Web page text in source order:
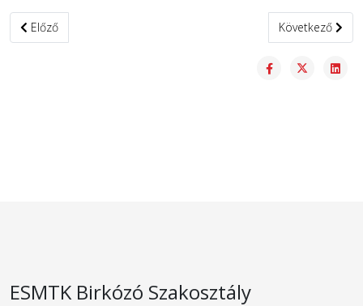
Előző cikk: Mester Milán, Junior világbajnoki bronzérmes fogadása
Előző Következő
Következő
ESMTK Birkózó Szakosztály